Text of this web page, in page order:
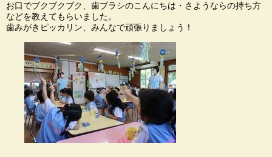
お口でブクブクブク、歯ブラシのこんにちは・さようならの持ち方
などを教えてもらいました。
歯みがきピッカリン、みんなで頑張りましょう！